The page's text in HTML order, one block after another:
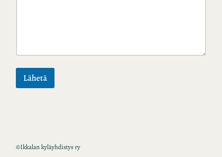
Lähetä
©Ikkalan kyläyhdistys ry